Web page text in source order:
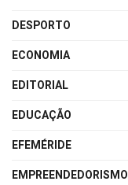
DESPORTO
ECONOMIA
EDITORIAL
EDUCAÇÃO
EFEMÉRIDE
EMPREENDEDORISMO